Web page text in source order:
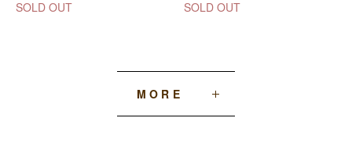
SOLD OUT
SOLD OUT
MORE